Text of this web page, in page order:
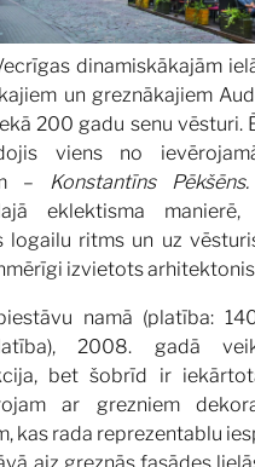
dinamiskākajām
un greznākajiem
200 gadu senu vēsturi.
viens no
–
Konstantīns Pēkšēns.
eklektisma
logailu ritms un uz
izvietots
namā (platība:
2008. gadā
bet šobrīd ir
ar grezniem
kas rada reprezentablu